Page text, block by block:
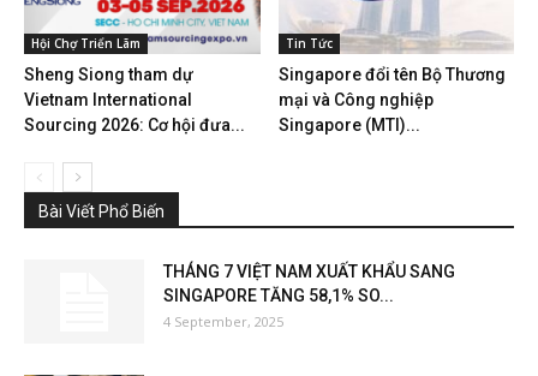
Hội Chợ Triển Lãm
Sheng Siong tham dự
Vietnam International
Sourcing 2026: Cơ hội đưa...
Tin Tức
Singapore đổi tên Bộ Thương
mại và Công nghiệp
Singapore (MTI)...
Bài Viết Phổ Biến
THÁNG 7 VIỆT NAM XUẤT KHẨU SANG
SINGAPORE TĂNG 58,1% SO...
4 September, 2025